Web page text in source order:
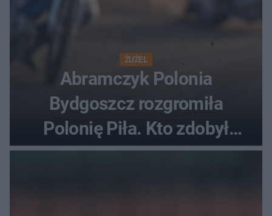
ŻUŻEL
Abramczyk Polonia
Bydgoszcz rozgromiła
Polonię Piła. Kto zdobył
najwięcej punktów?